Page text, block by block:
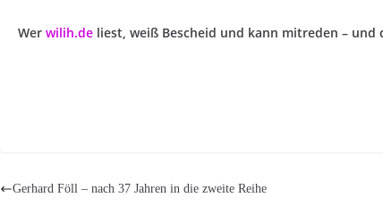
Werwilih.de liest, weiß Bescheid und kann mitreden –
Gerhard Föll – nach 37 Jahren in die zweite Reihe